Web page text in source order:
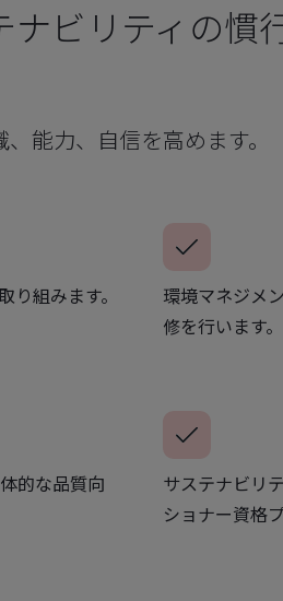
ビリティの慣
能力、自信を高めます。
組みます。
環境マネジメ
修を行います。
的な品質向
サステナビリ
ショナー資格